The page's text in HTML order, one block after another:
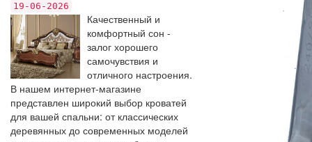
19-06-2026
Качественный и
комфортный сон -
залог хорошего
самочувствия и
отличного настроения.
В нашем интернет-магазине
представлен широкий выбор кроватей
для вашей спальни: от классических
деревянных до современных моделей